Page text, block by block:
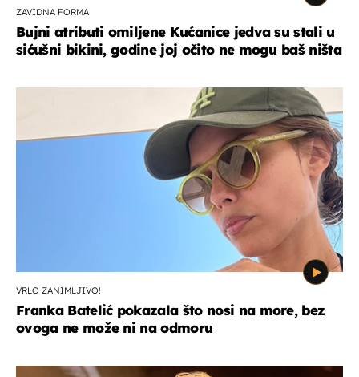
ZAVIDNA FORMA
Bujni atributi omiljene Kućanice jedva su stali u
sićušni bikini, godine joj očito ne mogu baš ništa
VRLO ZANIMLJIVO!
Franka Batelić pokazala što nosi na more, bez
ovoga ne može ni na odmoru